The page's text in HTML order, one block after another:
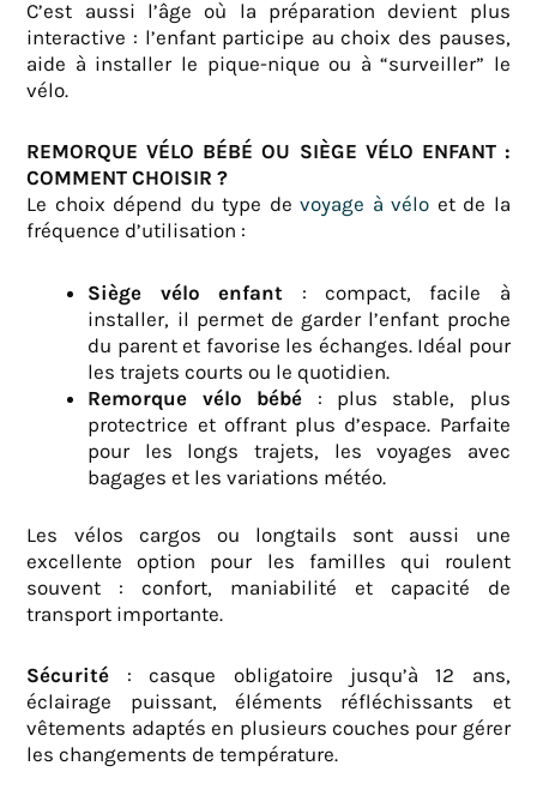
C’est aussi l’âge où la préparation devient plus
interactive : l’enfant participe au choix des pauses,
aide à installer le pique-nique ou à “surveiller” le
vélo.
REMORQUE VÉLO BÉBÉ OU SIÈGE VÉLO ENFANT :
COMMENT CHOISIR ?
Le choix dépend du type devoyage à vélo et de la
fréquence d’utilisation :
Siège vélo enfant : compact, facile à
installer, il permet de garder l’enfant proche
du parent et favorise les échanges. Idéal pour
les trajets courts ou le quotidien.
Remorque vélo bébé : plus stable, plus
protectrice et offrant plus d’espace. Parfaite
pour les longs trajets, les voyages avec
bagages et les variations météo.
Les vélos cargos ou longtails sont aussi une
excellente option pour les familles qui roulent
souvent : confort, maniabilité et capacité de
transport importante.
Sécurité : casque obligatoire jusqu’à 12 ans,
éclairage puissant, éléments réfléchissants et
vêtements adaptés en plusieurs couches pour gérer
les changements de température.